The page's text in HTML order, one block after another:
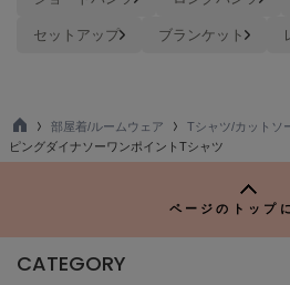
NOWNS
セットアップ
ブランケット
TO
P
部屋着/ルームウェア Tシャツ/カットソ
ピングダイナソーワンポイントTシャツ
ページのトップ
CATEGORY